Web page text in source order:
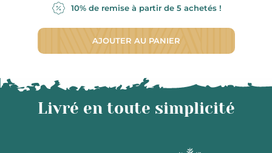
10% de remise à partir de 5 achetés !
AJOUTER AU PANIER
Livré en toute simplicité